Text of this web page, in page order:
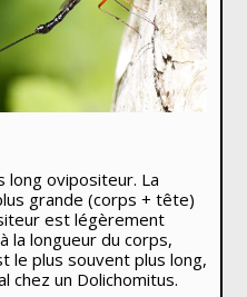
long ovipositeur. La
grande (corps + tête)
est légèrement
la longueur du corps,
le plus souvent plus long,
chez un Dolichomitus.